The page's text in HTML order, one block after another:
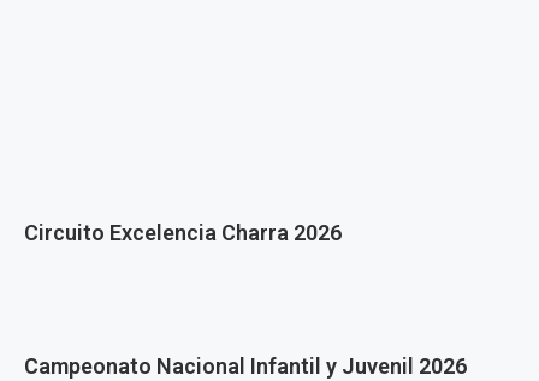
Circuito Excelencia Charra 2026
Campeonato Nacional Infantil y Juvenil 2026